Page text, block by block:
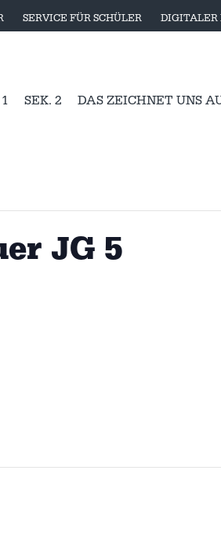
SERVICE FÜR SCHÜLER DIGITALER
SEK. 2 DAS ZEICHNET UNS
JG 5